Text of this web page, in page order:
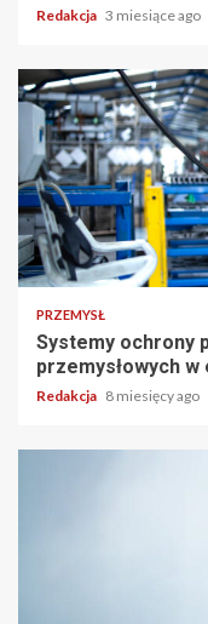
Redakcja 3 miesiące ago
PRZEMYSŁ
Systemy ochrony
przemysłowych
Redakcja 8 miesięcy ago